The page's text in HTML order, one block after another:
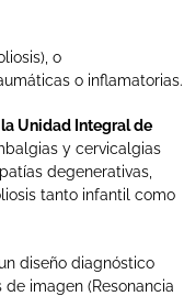
o
o inflamatorias.
Unidad Integral de
y cervicalgias
degenerativas,
tanto infantil como
diseño diagnóstico
imagen (Resonancia